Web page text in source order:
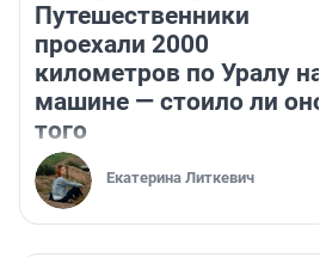
Путешественники
проехали 2000
километров по Уралу на
машине — стоило ли оно
того
Екатерина Литкевич